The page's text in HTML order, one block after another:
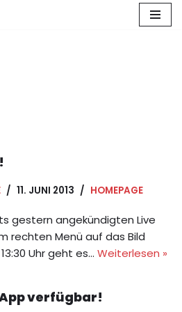
11. JUNI 2013 HOMEPAGE
gestern angekündigten Live
rechten Menü auf das Bild
Uhr geht es… Weiterlesen »
verfügbar!